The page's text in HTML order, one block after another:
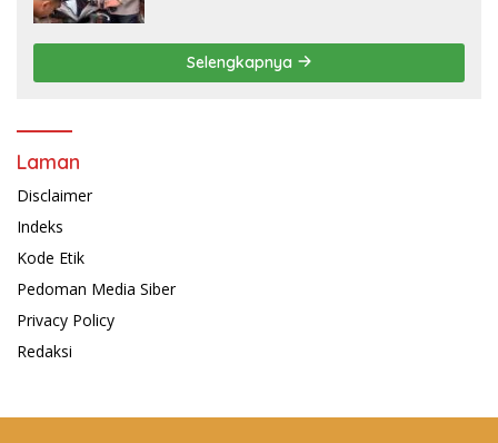
Selengkapnya
Laman
Disclaimer
Indeks
Kode Etik
Pedoman Media Siber
Privacy Policy
Redaksi